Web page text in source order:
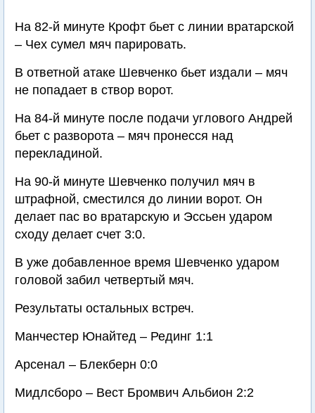
На 82-й минуте Крофт бьет с линии вратарской
– Чех сумел мяч парировать.
В ответной атаке Шевченко бьет издали – мяч
не попадает в створ ворот.
На 84-й минуте после подачи углового Андрей
бьет с разворота – мяч пронесся над
перекладиной.
На 90-й минуте Шевченко получил мяч в
штрафной, сместился до линии ворот. Он
делает пас во вратарскую и Эссьен ударом
сходу делает счет 3:0.
В уже добавленное время Шевченко ударом
головой забил четвертый мяч.
Результаты остальных встреч.
Манчестер Юнайтед – Рединг 1:1
Арсенал – Блекберн 0:0
Мидлсборо – Вест Бромвич Альбион 2:2